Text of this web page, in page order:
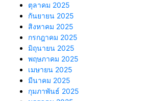
ตุลาคม 2025
กันยายน 2025
สิงหาคม 2025
กรกฎาคม 2025
มิถุนายน 2025
พฤษภาคม 2025
เมษายน 2025
มีนาคม 2025
กุมภาพันธ์ 2025